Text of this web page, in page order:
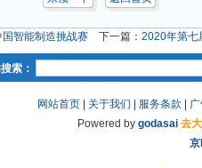
国智能制造挑战赛 下一篇： 2020年第七
索：
网站首页| 关于我们 服务条款
Powered by godasai 去